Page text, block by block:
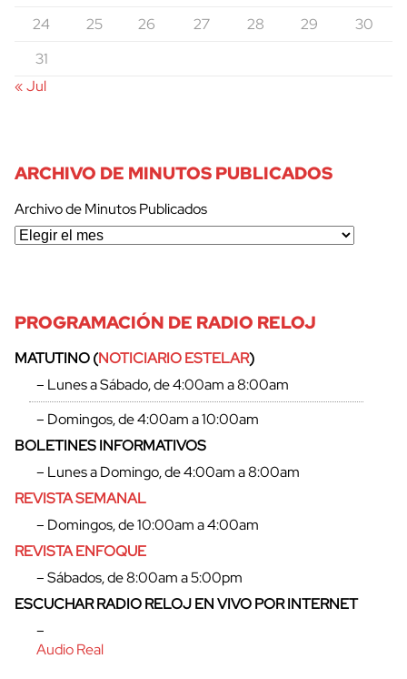
cerrar
24
25 26 27 28 29
30
31
« Jul
ARCHIVO DE MINUTOS PUBLICADOS
Archivo de Minutos Publicados
PROGRAMACIÓN DE RADIO RELOJ
MATUTINO (NOTICIARIO ESTELAR)
– Lunes a Sábado, de 4:00am a 8:00am
– Domingos, de 4:00am a 10:00am
BOLETINES INFORMATIVOS
– Lunes a Domingo, de 4:00am a 8:00am
REVISTA SEMANAL
– Domingos, de 10:00am a 4:00am
REVISTA ENFOQUE
– Sábados, de 8:00am a 5:00pm
ESCUCHAR RADIO RELOJ EN VIVO POR INTERNET
–
Audio Real